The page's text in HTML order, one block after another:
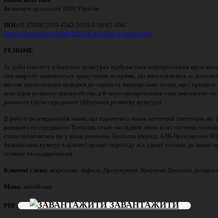
Інститут археології НАН України
DOI: 10.37098/2519-4542-2018-1-10-92-104
https://doi.org/10.37098/2519-4542-2018-1-10-92-104
РЕЗЮМЕ
За доби енеоліту в багатьох культурах відбувається переорієнтація
сам мікроліт замінюється трикутними вістрями, що виготовлялись за
масове виготовлення вкладнів до серпів та жниварських ножів, що і
внаслідок розвитку землеробства, а й через виокремлення «мисливського»
раннього (А) та середнього (ВІ) етапів розвитку культури.
В роботі розглядаються зміни, що торкнулись таких категорій інвентарю
раннього та середнього Трипілля, стало наслідком зміни всієї системи
стала проявлятись ще у кінці раннього Трипілля (період А/ІІІ-Прекукутені
балканських культур в цілому) процес переходу від однієї техніки до іншої
сегмент господарювання.
Ключові слова: мікроліти, біфаси, Прекукутені, Кукутені-Трипілля,
Мова: англійська
PDF: ЗАВАНТАЖИТИ